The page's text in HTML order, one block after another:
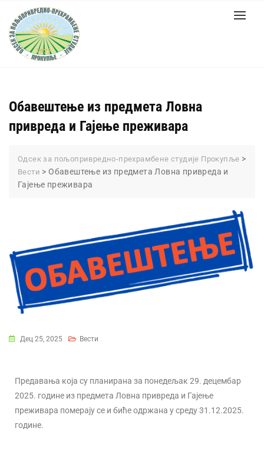
Обавештење из предмета Ловна
привреда и Гајење преживара
Oдсек за пољопривредно-прехрамбене студије Прокупље >
Вести >Обавештење из предмета Ловна привреда и
Гајење преживара
Дец 25, 2025 Вести
Предавања која су планирана за понедељак 29. децембар
2025. године из предмета Ловна привреда и Гајење
преживара померају се и биће одржана у среду 31.12.2025.
године.